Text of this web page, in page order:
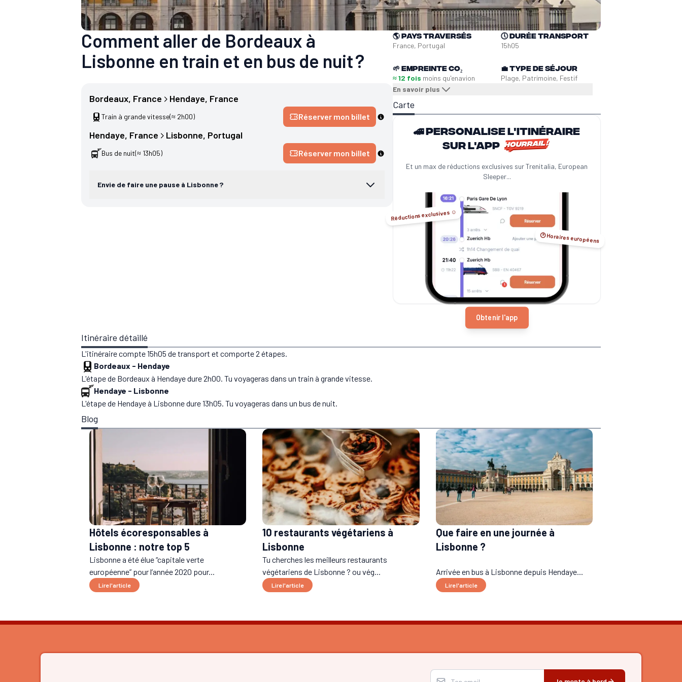
Comment aller de Bordeaux à
Lisbonne en train et en bus de nuit ?
Bordeaux, France Hendaye, France
Train à grande vitesse(≈ 2h00) Réserver mon billet
Hendaye, France Lisbonne, Portugal
Bus de nuit(≈ 13h05) Réserver mon billet
Envie de faire une pause à Lisbonne ?
🌎 Pays traversés
France, Portugal
🕔Durée transport
15h05
🌱 Empreinte CO₂
≈ 12 fois moins qu'enavion
En savoir plus
💼Type de séjour
Plage, Patrimoine, Festif
Carte
🚄 Personalise l'itinéraire
sur l'app
Et un max de réductions exclusives sur Trenitalia, European
Sleeper...
Réductions exclusives ☺️
🕑 Horaires européens
Obtenir l'app
Itinéraire détaillé
L'itinéraire compte 15h05 de transport et comporte 2 étapes.
Bordeaux - Hendaye
L'étape de Bordeaux à Hendaye dure 2h00. Tu voyageras dans un train à grande vitesse.
Hendaye - Lisbonne
L'étape de Hendaye à Lisbonne dure 13h05. Tu voyageras dans un bus de nuit.
Blog
Hôtels écoresponsables à
Lisbonne : notre top 5
Lisbonne a été élue “capitale verte
européenne” pour l’année 2020 pour...
Lire l'article
10 restaurants végétariens à
Lisbonne
Tu cherches les meilleurs restaurants
végétariens de Lisbonne ? ou vég...
Lire l'article
Que faire en une journée à
Lisbonne ?
Arrivée en bus à Lisbonne depuis Hendaye...
Lire l'article